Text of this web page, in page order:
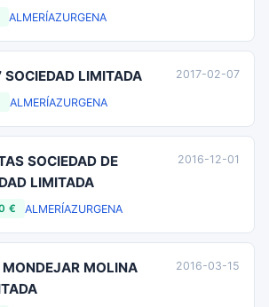
ALMERÍAZURGENA
SOCIEDAD LIMITADA
ALMERÍAZURGENA
2017-02-07
SOCIEDAD DE
LIMITADA
€ ALMERÍAZURGENA
2016-12-01
MONDEJAR MOLINA
2016-03-15